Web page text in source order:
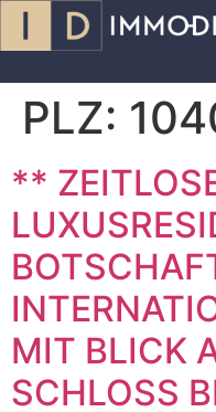
PLZ:
**
MIT BLICK
SCHLOSS